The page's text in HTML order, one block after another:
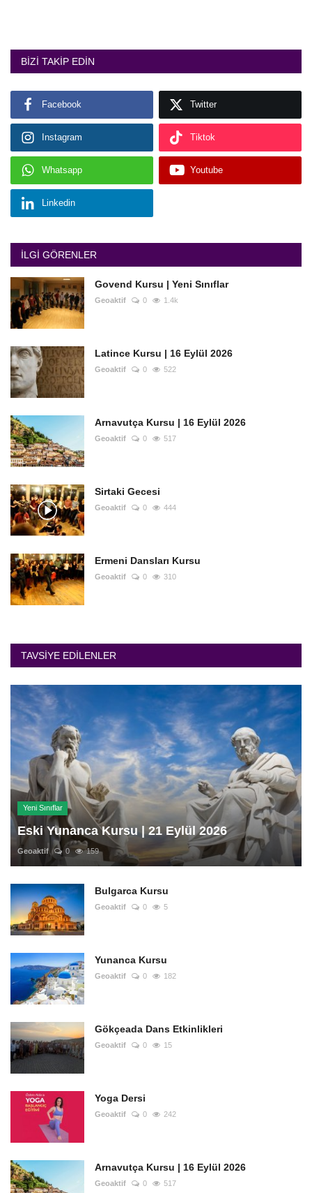
BIZI TAKIP EDIN
Facebook Twitter
Instagram Tiktok
Whatsapp Youtube
Linkedin
İLGI GÖRENLER
Govend Kursu | Yeni Sınıflar
Geoaktif 0 1.4k
Latince Kursu | 16 Eylül 2026
Geoaktif 0 522
Arnavutça Kursu | 16 Eylül 2026
Geoaktif 0 517
Sirtaki Gecesi
Geoaktif 0 444
Ermeni Dansları Kursu
Geoaktif 0 310
TAVSIYE EDILENLER
Yeni Sınıflar
Eski Yunanca Kursu | 21 Eylül 2026
Geoaktif 0 159
Bulgarca Kursu
Geoaktif 0 5
Yunanca Kursu
Geoaktif 0 182
Gökçeada Dans Etkinlikleri
Geoaktif 0 15
Yoga Dersi
Geoaktif 0 242
Arnavutça Kursu | 16 Eylül 2026
Geoaktif 0 517